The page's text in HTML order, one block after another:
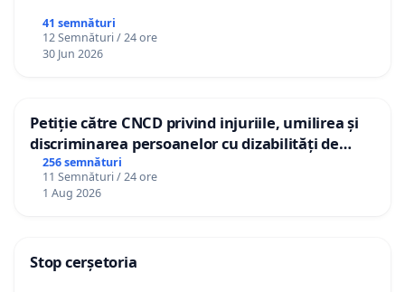
41 semnături
12 Semnături / 24 ore
30 Jun 2026
Petiție către CNCD privind injuriile, umilirea și
discriminarea persoanelor cu dizabilități de
către utilizatorul TikTok „Gorici”
256 semnături
11 Semnături / 24 ore
1 Aug 2026
Stop cerșetoria